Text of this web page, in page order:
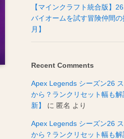
【マインクラフト統合版】
バイオームを試す冒険仲間
月】
Recent Comments
Apex Legends シーズン26
から？ランクリセット幅も
新】
に 匿名 より
Apex Legends シーズン26
から？ランクリセット幅も